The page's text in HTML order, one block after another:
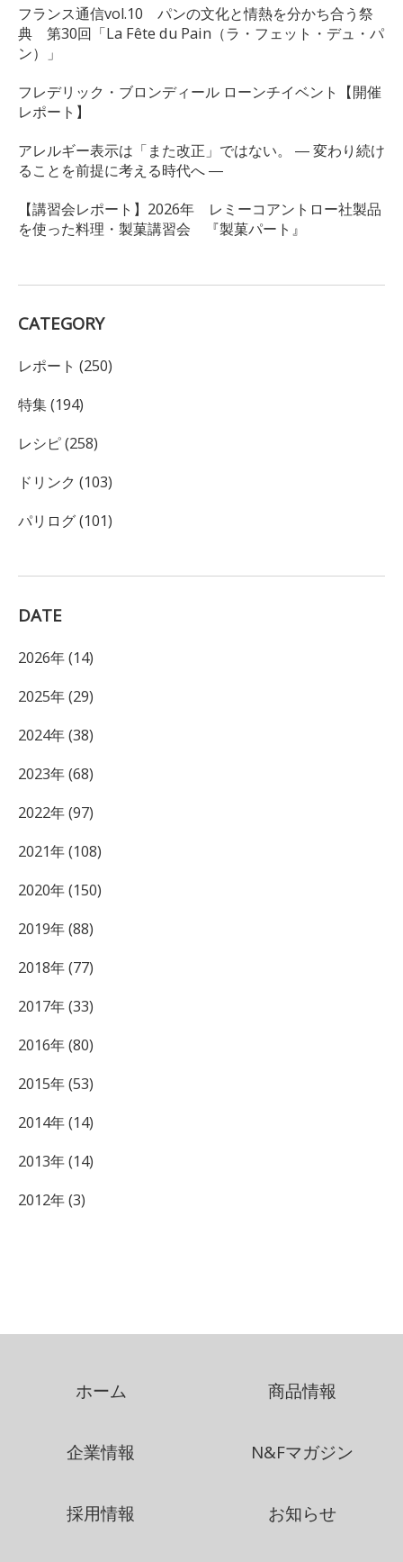
フランス通信vol.10 パンの文化と情熱を分かち合う祭
典 第30回「La Fête du Pain（ラ・フェット・デュ・パ
ン）」
フレデリック・ブロンディール ローンチイベント【開催
レポート】
アレルギー表示は「また改正」ではない。 ― 変わり続け
ることを前提に考える時代へ ―
【講習会レポート】2026年 レミーコアントロー社製品
を使った料理・製菓講習会 『製菓パート』
CATEGORY
レポート (250)
特集 (194)
レシピ (258)
ドリンク (103)
パリログ (101)
DATE
2026年 (14)
2025年 (29)
2024年 (38)
2023年 (68)
2022年 (97)
2021年 (108)
2020年 (150)
2019年 (88)
2018年 (77)
2017年 (33)
2016年 (80)
2015年 (53)
2014年 (14)
2013年 (14)
2012年 (3)
ホーム 商品情報
企業情報 N&Fマガジン
採用情報 お知らせ